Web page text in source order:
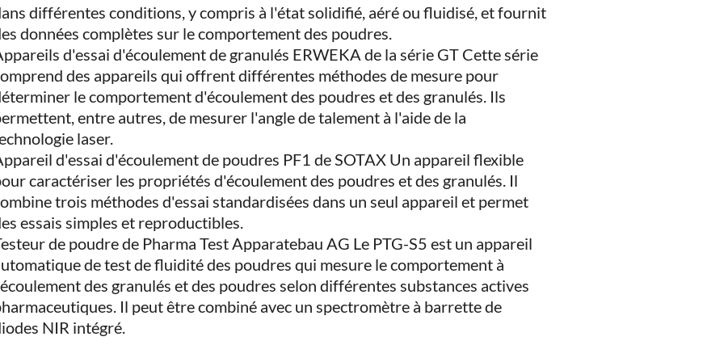
différentes conditions, y compris à l'état solidifié, aéré ou fluidisé, et fournit
données complètes sur le comportement des poudres.
d'essai d'écoulement de granulés ERWEKA de la série GT Cette série
des appareils qui offrent différentes méthodes de mesure pour
le comportement d'écoulement des poudres et des granulés. Ils
entre autres, de mesurer l'angle de talement à l'aide de la
laser.
d'essai d'écoulement de poudres PF1 de SOTAX Un appareil flexible
caractériser les propriétés d'écoulement des poudres et des granulés. Il
trois méthodes d'essai standardisées dans un seul appareil et permet
essais simples et reproductibles.
de poudre de Pharma Test Apparatebau AG Le PTG-S5 est un appareil
de test de fluidité des poudres qui mesure le comportement à
des granulés et des poudres selon différentes substances actives
Il peut être combiné avec un spectromètre à barrette de
NIR intégré.